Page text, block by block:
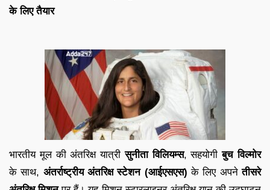
के लिए तैयार
भारतीय मूल की अंतरिक्ष यात्रीसुनीता विलियम्स, सहयोगीबुच विल्मोर
के साथ, अंतर्राष्ट्रीय अंतरिक्ष स्टेशन (आईएसएस) के लिए अपनेतीसरे